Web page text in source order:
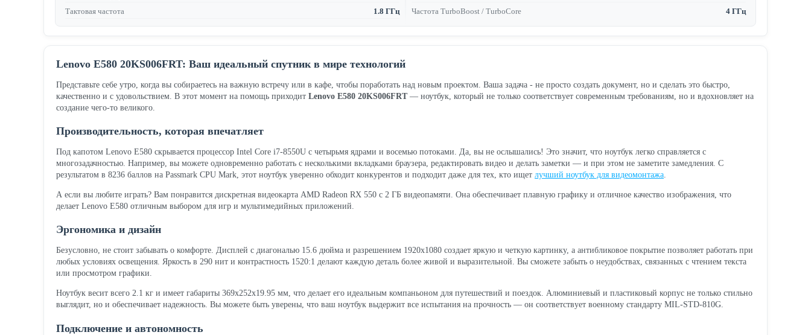
Тактовая частота
1.8 ГГц Частота TurboBoost / TurboCore 4 ГГц
Lenovo E580 20KS006FRT: Ваш идеальный спутник в мире технологий
Представьте себе утро, когда вы собираетесь на важную встречу или в кафе, чтобы поработать над новым проектом. Ваша задача - не просто создать документ, но и сделать это быстро,
качественно и с удовольствием. В этот момент на помощь приходит Lenovo E580 20KS006FRT — ноутбук, который не только соответствует современным требованиям, но и вдохновляет на
создание чего-то великого.
Производительность, которая впечатляет
Под капотом Lenovo E580 скрывается процессор Intel Core i7-8550U с четырьмя ядрами и восемью потоками. Да, вы не ослышались! Это значит, что ноутбук легко справляется с
многозадачностью. Например, вы можете одновременно работать с несколькими вкладками браузера, редактировать видео и делать заметки — и при этом не заметите замедления. С
результатом в 8236 баллов на Passmark CPU Mark, этот ноутбук уверенно обходит конкурентов и подходит даже для тех, кто ищет лучший ноутбук для видеомонтажа.
А если вы любите играть? Вам понравится дискретная видеокарта AMD Radeon RX 550 с 2 ГБ видеопамяти. Она обеспечивает плавную графику и отличное качество изображения, что
делает Lenovo E580 отличным выбором для игр и мультимедийных приложений.
Эргономика и дизайн
Безусловно, не стоит забывать о комфорте. Дисплей с диагональю 15.6 дюйма и разрешением 1920x1080 создает яркую и четкую картинку, а антибликовое покрытие позволяет работать при
любых условиях освещения. Яркость в 290 нит и контрастность 1520:1 делают каждую деталь более живой и выразительной. Вы сможете забыть о неудобствах, связанных с чтением текста
или просмотром графики.
Ноутбук весит всего 2.1 кг и имеет габариты 369x252x19.95 мм, что делает его идеальным компаньоном для путешествий и поездок. Алюминиевый и пластиковый корпус не только стильно
выглядит, но и обеспечивает надежность. Вы можете быть уверены, что ваш ноутбук выдержит все испытания на прочность — он соответствует военному стандарту MIL-STD-810G.
Подключение и автономность